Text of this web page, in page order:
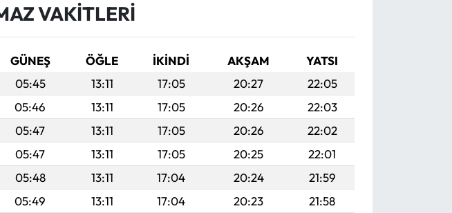
VAKITLERI
GÜNEŞ ÖĞLE İKINDI AKŞAM
YATSI
05:45 13:11 17:05 20:27
22:05
05:46 13:11 17:05 20:26
22:03
05:47 13:11 17:05 20:26
22:02
05:47 13:11 17:05 20:25
22:01
05:48 13:11 17:04 20:24
21:59
05:49 13:11 17:04 20:23
21:58